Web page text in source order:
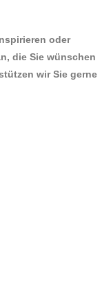
oder
die Sie wünschen
wir Sie gerne